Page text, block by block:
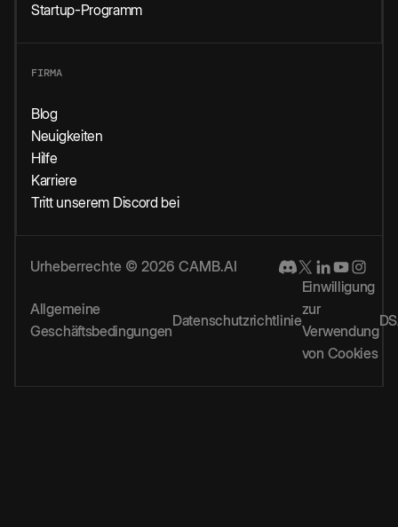
Startup-Programm
FIRMA
Blog
Neuigkeiten
Hilfe
Karriere
Tritt unserem Discord bei
Urheberrechte © 2026 CAMB.AI
Allgemeine
Geschäftsbedingungen
Datenschutzrichtlinie
Einwilligung
zur
Verwendung
von Cookies